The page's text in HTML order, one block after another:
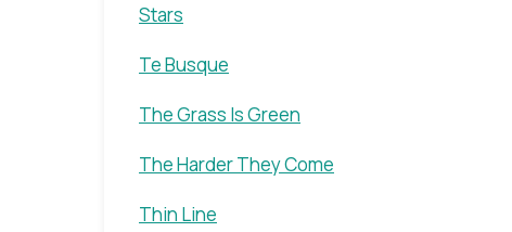
Stars
Te Busque
The Grass Is Green
The Harder They Come
Thin Line